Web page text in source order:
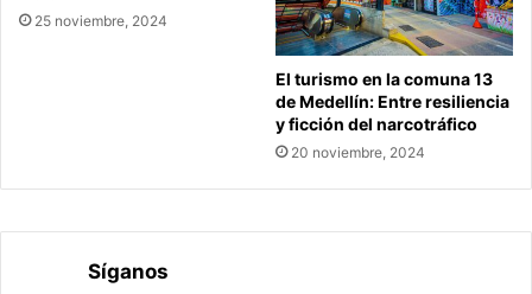
25 noviembre, 2024
El turismo en la comuna 13
de Medellín: Entre resiliencia
y ficción del narcotráfico
20 noviembre, 2024
Síganos